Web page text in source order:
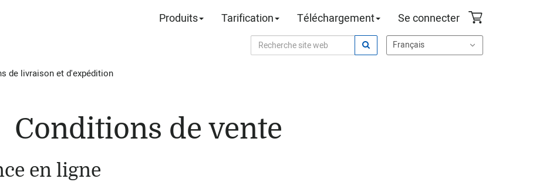
Produits Tarification Téléchargement Se connecter
de livraison et d'expédition
Conditions de vente
en ligne